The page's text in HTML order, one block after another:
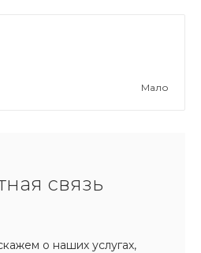
Мало
связь
о наших услугах,